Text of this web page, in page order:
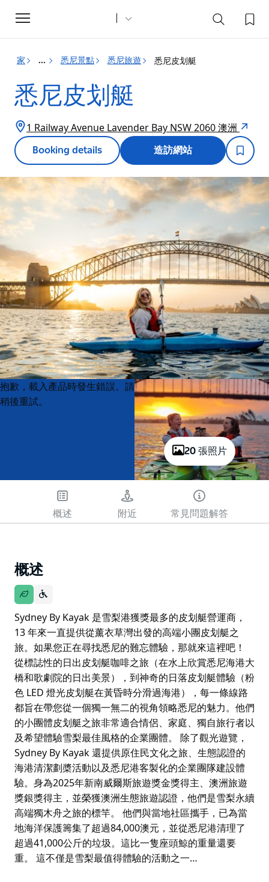
Toggle
navigation
家 ... 悉尼景點 悉尼旅遊 悉尼皮划艇
悉尼皮划艇
1 Railway Avenue Lavender Bay NSW 2060 澳洲
Booking details 造訪網站
20 張照片
Product
List
Product
List
抱歉，載入產品時發生錯誤。請
稍後重試。
概述 附近 常見問題解答
概述
Sydney By Kayak 是雪梨港獲獎最多的皮划艇營運商，
13 年來一直提供從薰衣草灣出發的高端小團皮划艇之
旅。如果您正在尋找悉尼的難忘體驗，那就來這裡吧！
從標誌性的日出皮划艇咖啡之旅（在水上欣賞悉尼海港大
橋和歌劇院的日出美景），到神奇的日落皮划艇體驗（粉
色 LED 燈光皮划艇在黃昏時分滑過海港），每一條線路
都旨在帶您從一個獨一無二的視角領略悉尼的魅力。他們
的小團體皮划艇之旅非常適合情侶、家庭、獨自旅行者以
及希望體驗雪梨最佳風格的企業團體。 除了觀光遊覽，
Sydney By Kayak 還提供原住民文化之旅、生態認證的
海港清潔劃槳活動以及悉尼港客製化的企業團隊建設體
驗。身為2025年新南威爾斯旅遊獎金獎得主、澳洲旅遊
獎銀獎得主，並榮獲澳洲生態旅遊認證，他們是雪梨永續
高端獨木舟之旅的標竿。 他們與當地社區攜手，已為當
地海洋保護籌集了超過84,000澳元，並從悉尼港清理了
超過41,000公斤的垃圾。這比一隻座頭鯨的重量還要
重。 這不僅是雪梨最值得體驗的活動之一…